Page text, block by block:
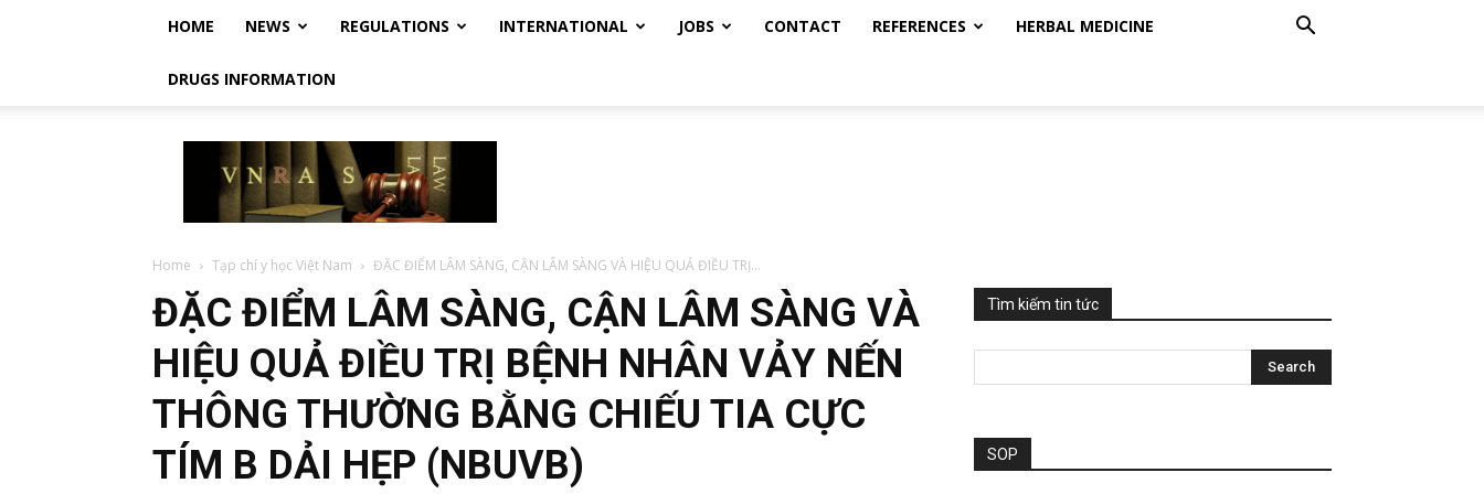
HOME NEWS REGULATIONS INTERNATIONAL JOBS CONTACT REFERENCES HERBAL MEDICINE
DRUGS INFORMATION
Vietnam
Regulatory
Affairs
Society
Luật
Việt
Nam
Home Tạp chí y học Việt Nam ĐẶC ĐIỂM LÂM SÀNG, CẬN LÂM SÀNG VÀ HIỆU QUẢ ĐIỀU TRỊ...
ĐẶC ĐIỂM LÂM SÀNG, CẬN LÂM SÀNG VÀ
HIỆU QUẢ ĐIỀU TRỊ BỆNH NHÂN VẢY NẾN
THÔNG THƯỜNG BẰNG CHIẾU TIA CỰC
TÍM B DẢI HẸP (NBUVB)
Tìm kiếm tin tức
SOP